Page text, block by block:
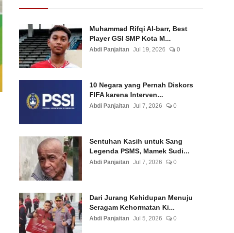
Muhammad Rifqi Al-barr, Best
Player GSI SMP Kota M...
Abdi Panjaitan Jul 19, 2026 0
10 Negara yang Pernah Diskors
FIFA karena Interven...
Abdi Panjaitan Jul 7, 2026 0
Sentuhan Kasih untuk Sang
Legenda PSMS, Mamek Sudi...
Abdi Panjaitan Jul 7, 2026 0
Dari Jurang Kehidupan Menuju
Seragam Kehormatan Ki...
Abdi Panjaitan Jul 5, 2026 0